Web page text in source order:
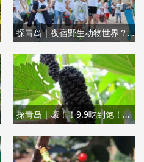
探青岛｜夜宿野生动物世界？没错！大象铲屎官、夜宿萌兽旁…开启神奇动物世界研学之旅！
探青岛｜壕！！9.9吃到饱！这家生态园30亩桑椹，六一、端午就来这了！初夏味道，如此''葚''好！